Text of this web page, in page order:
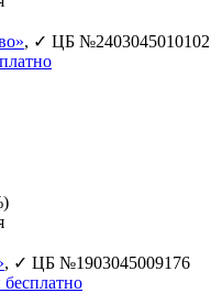
, ✓ ЦБ №2403045010102
, ✓ ЦБ №1903045009176